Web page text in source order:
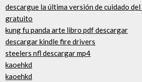
descargue la última versión de cuidado
gratuito
kung fu panda arte libro pdf descargar
descargar kindle fire drivers
steelers nfl descargar mp4
kaoehkd
kaoehkd